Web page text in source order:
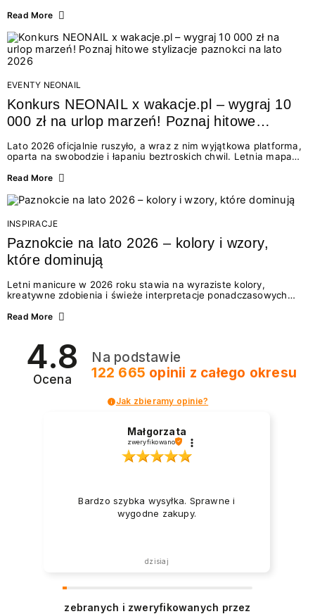
świata beauty i oszałamiających deserów to coś więcej niż
zmysłami: przez soczysty kolor, aksamitną teksturę,
orzeźwiający zapach i słodki akcent na podniebieniu. Tego lata
NEONAIL łączy siły z marką Willisch, tworząc unikalny projekt
na styku jedzenia i piękna....
Read More
EVENTY NEONAIL
Konkurs NEONAIL x wakacje.pl – wygraj 10
000 zł na urlop marzeń! Poznaj hitowe
Lato 2026 oficjalnie ruszyło, a wraz z nim wyjątkowa platforma,
oparta na swobodzie i łapaniu beztroskich chwil. Letnia mapa
doświadczenia wakacji – od spontanicznych wyjazdów, przez
Motywem przewodnim jest eksplorowanie i kolekcjonowanie
letnich momentów. Z tej okazji przygotowaliśmy coś absolutnie
wyjątkowego: wielki konkurs z wakacje.pl oraz dawkę
najgorętszych trendów w...
Read More
INSPIRACJE
Paznokcie na lato 2026 – kolory i wzory,
które dominują
Letni manicure w 2026 roku stawia na wyraziste kolory,
kreatywne zdobienia i świeże interpretacje ponadczasowych
zarówno energetycznych odcieni inspirowanych wakacjami, jak
2026? Znajdź inspirację dla swojego manicure!
Read More
4.8
Ocena
Na podstawie
122 665 opinii z całego okresu
Jak zbieramy opinie?
Małgorzata
zweryfikowano
Bardzo szybka wysyłka. Sprawne i
wygodne zakupy.
dzisiaj
zebranych i zweryfikowanych przez